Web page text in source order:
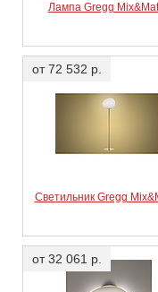
Лампа Gregg
от 72 532 р.
Светильник Gregg
от 32 061 р.